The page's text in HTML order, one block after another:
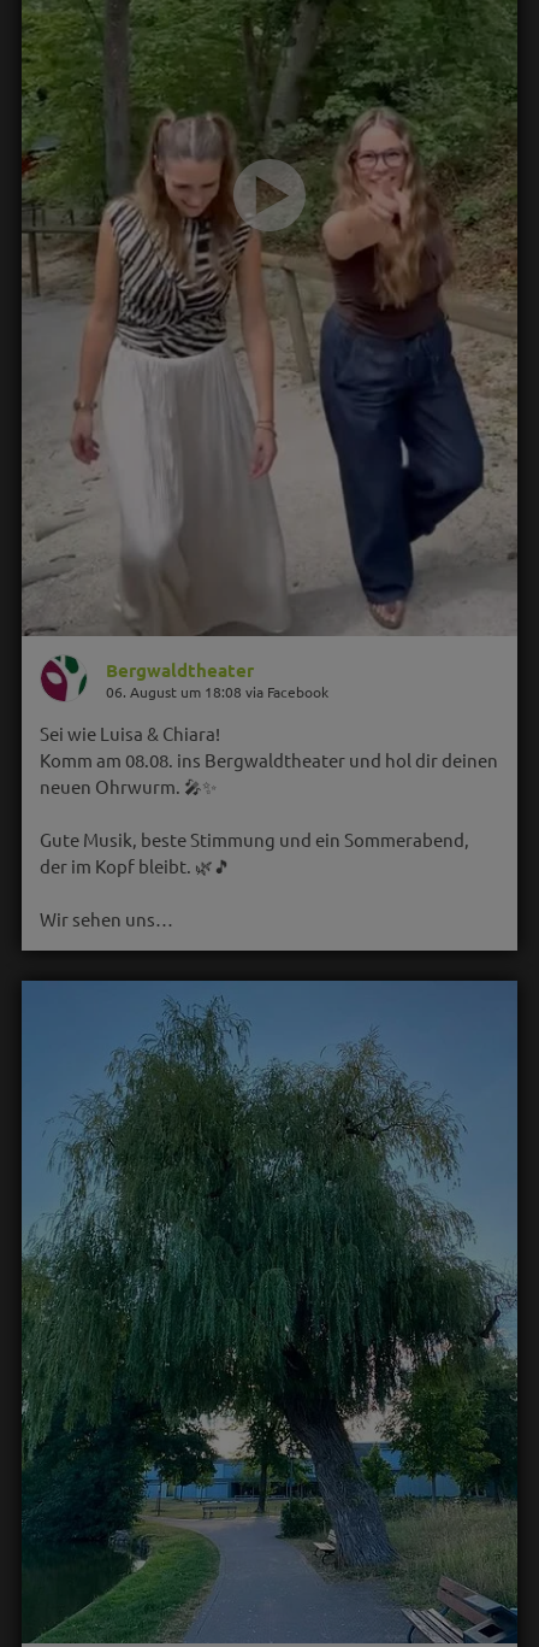
Bergwaldtheater
06. August um 18:08 via Facebook
Sei wie Luisa & Chiara!
Komm am 08.08. ins Bergwaldtheater und hol dir deinen
neuen Ohrwurm. 🎤✨
Gute Musik, beste Stimmung und ein Sommerabend,
der im Kopf bleibt. 🌿🎵
Wir sehen uns…